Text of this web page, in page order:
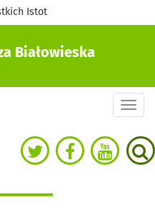
Istot
Białowieska